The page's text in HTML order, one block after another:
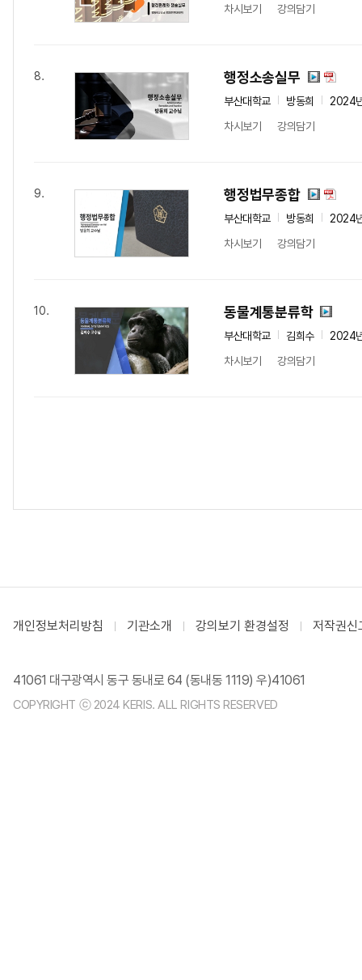
차시보기
강의담기
8. 행정소송실무
부산대학교 방동희
2024
차시보기
강의담기
9. 행정법무종합
부산대학교 방동희
2024
차시보기
강의담기
10. 동물계통분류학
부산대학교 김희수
2024
차시보기
강의담기
개인정보처리방침 기관소개 강의보기 환경설정 저작권신
41061 대구광역시 동구 동내로 64 (동내동 1119) 우)41061
COPYRIGHT ⓒ 2024 KERIS. ALL RIGHTS RESERVED